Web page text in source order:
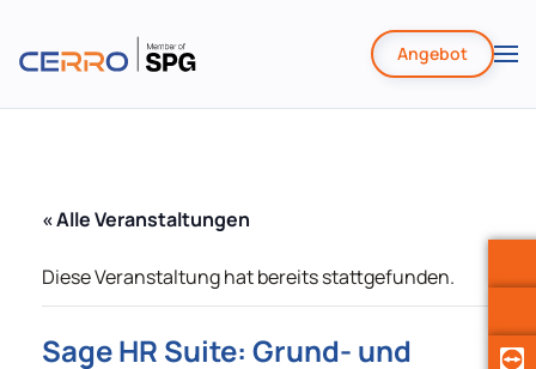
Zum
Angebot
« Alle Veranstaltungen
Diese Veranstaltung hat bereits stattgefunden.
Sage HR Suite: Grund- und